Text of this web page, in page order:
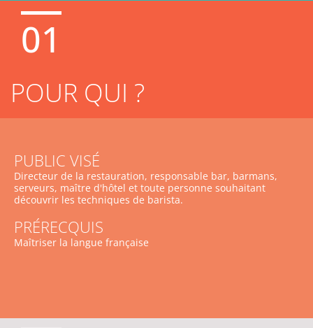
01
POUR QUI ?
PUBLIC VISÉ
Directeur de la restauration, responsable bar, barmans,
serveurs, maître d'hôtel et toute personne souhaitant
découvrir les techniques de barista.
PRÉRECQUIS
Maîtriser la langue française